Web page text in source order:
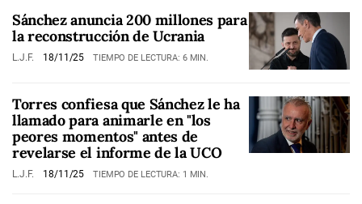
Sánchez anuncia 200 millones para
la reconstrucción de Ucrania
L.J.F. 18/11/25 TIEMPO DE LECTURA: 6 MIN.
Torres confiesa que Sánchez le ha
llamado para animarle en "los
peores momentos" antes de
revelarse el informe de la UCO
L.J.F. 18/11/25 TIEMPO DE LECTURA: 1 MIN.